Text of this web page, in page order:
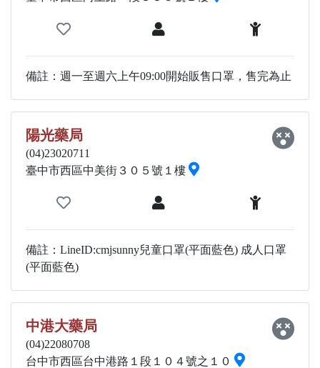
備註：週一至週六上午09:00開始販售口罩，售完為止
陽光藥局
(04)23020711
臺中市西區中美街３０５號１樓
備註：LineID:cmjsunny兒童口罩(平面藍色) 成人口罩
(平面藍色)
中港大藥局
(04)22080708
台中市西區台中港路１段１０４號之１０